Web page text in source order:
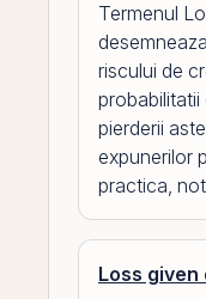
Termenul
riscului de
probabilitatii
pierderii
expunerilor
practica,
Loss